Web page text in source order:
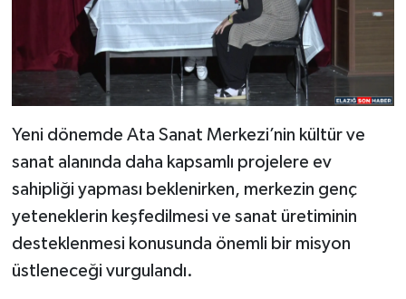
Yeni dönemde Ata Sanat Merkezi’nin kültür ve
sanat alanında daha kapsamlı projelere ev
sahipliği yapması beklenirken, merkezin genç
yeteneklerin keşfedilmesi ve sanat üretiminin
desteklenmesi konusunda önemli bir misyon
üstleneceği vurgulandı.